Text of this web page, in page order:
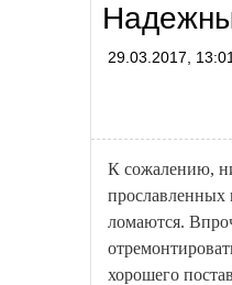
29.03.2017, 13:01,
К сожалению,
прославленных
ломаются.
хорошего